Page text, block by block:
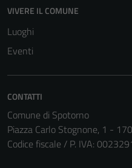
VIVERE IL COMUNE
Luoghi
Eventi
CONTATTI
Comune di Spotorno
Piazza Carlo Stognone, 1 -
Codice fiscale / P. IVA: